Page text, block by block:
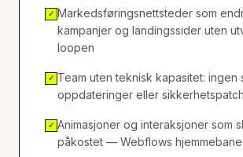
✓ Markedsføringsnettsteder som
kampanjer og landingssider uten
loopen
✓ Team uten teknisk kapasitet: ingen
oppdateringer eller
✓ Animasjoner og interaksjoner som
påkostet — Webflows hjemmebane